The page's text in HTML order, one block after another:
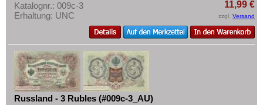
Katalognr.: 009c-3
Erhaltung: UNC
11,99 €
zzgl. Versand
Russland - 3 Rubles (#009c-3_AU)